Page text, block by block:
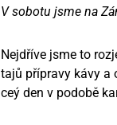
V sobotu jsme na
Nejdříve jsme to
tajů přípravy kávy a
ceý den v podobě